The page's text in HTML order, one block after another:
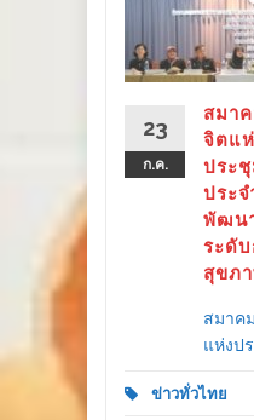
23
ก.ค.
สมา
จิตแ
ประ
ประ
พัฒน
ระดั
สุขภ
สมาค
แห่งป
ข่าวทั่วไทย